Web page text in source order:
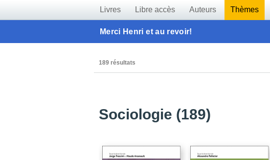
Livres Libre accès Auteurs Thèmes
Merci Henri et au revoir!
189 résultats
Sociologie (189)